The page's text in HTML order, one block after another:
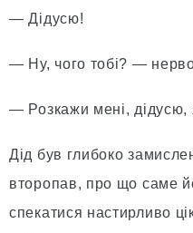
— Дідусю!
— Ну, чого тобі? —
— Розкажи мені, дідусю,
Дід був глибоко
второпав, про що саме
спекатися настирливо